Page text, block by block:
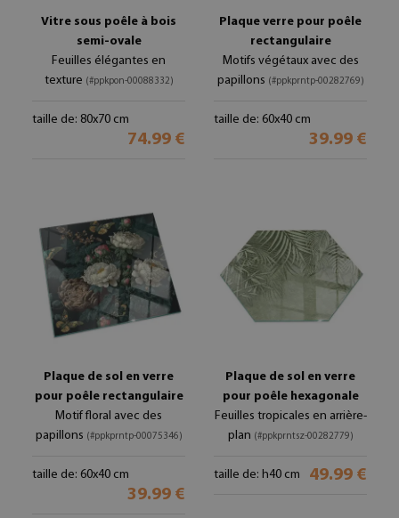
Vitre sous poêle à bois
semi-ovale
Feuilles élégantes en
texture (#ppkpon-00088332)
taille de: 80x70 cm
74.99 €
Plaque verre pour poêle
rectangulaire
Motifs végétaux avec des
papillons (#ppkprntp-00282769)
taille de: 60x40 cm
39.99 €
Plaque de sol en verre
pour poêle rectangulaire
Motif floral avec des
papillons (#ppkprntp-00075346)
taille de: 60x40 cm
39.99 €
Plaque de sol en verre
pour poêle hexagonale
Feuilles tropicales en arrière-
plan (#ppkprntsz-00282779)
taille de: h40 cm 49.99 €